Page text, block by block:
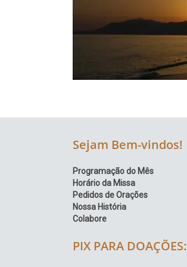
Episcopal
Bom
Sejam Bem-vindos!
Programação do Mês
Horário da Missa
Pedidos de Orações
Nossa História
Colabore
PIX PARA DOAÇÕES: